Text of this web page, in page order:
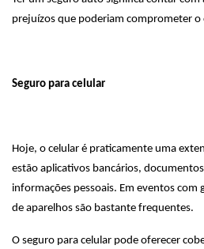
prejuízos que poderiam comprometer o
Seguro para celular
Hoje, o celular é praticamente uma
estão aplicativos bancários,
informações pessoais. Em eventos com
de aparelhos são bastante frequentes.
O seguro para celular pode oferecer